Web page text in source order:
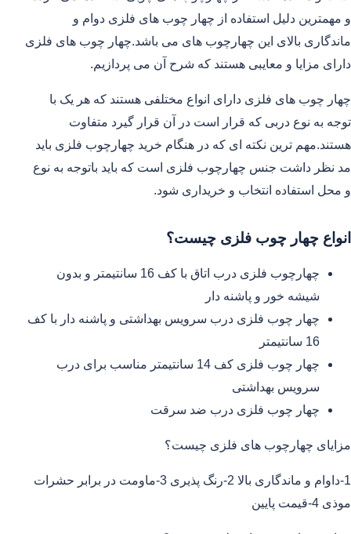
و مهمترین دلیل استفاده از چهار چوب های فلزی دوام و
ماندگاری بالای این چهارچوب های می باشد.چهار چوب های فلزی
دارای مزایا و معایبی هستند که شرح آن می پردازیم.
چهار چوب های فلزی دارای انواع مختلفی هستند که هر یک با
توجه به نوع دربی که قرار است در آن قرار گیرد متفاوت
هستند.مهم ترین نکته ای که در هنگام خرید چهارچوب فلزی باید
مد نظر داشت جنس چهارچوب فلزی است که باید باتوجه به نوع
و محل استفاده انتخاب و خریداری شود.
انواع چهار چوب فلزی چیست؟
چهارچوب فلزی درب اتاق با کف 16 سانتیمتر و بدون
شیشه خور و پاشنه دار
چهار چوب فلزی درب سرویس بهداشتی و پاشنه دار با کف
16 سانتیمتر
چهار چوب فلزی کف 14 سانتیمتر مناسب برای درب
سرویس بهداشتی
چهار چوب فلزی درب ضد سرقت
مزایای چهارچوب های فلزی چیست؟
1-داوام و ماندگاری بالا 2-رنگ پذیری 3-ماومت در برابر حشرات
موذی 4-قیمت پایین